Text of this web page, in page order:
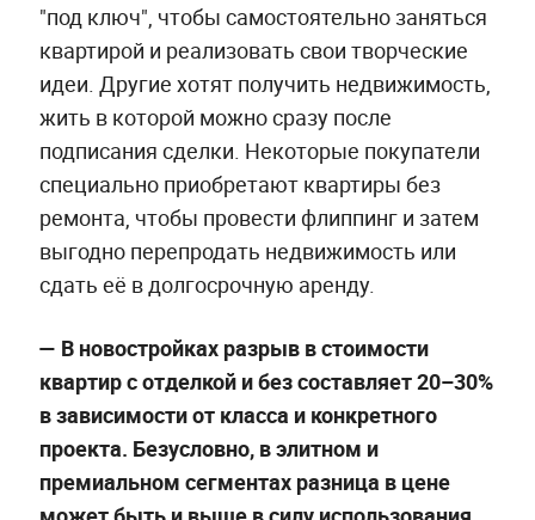
"под ключ", чтобы самостоятельно заняться
квартирой и реализовать свои творческие
идеи. Другие хотят получить недвижимость,
жить в которой можно сразу после
подписания сделки. Некоторые покупатели
специально приобретают квартиры без
ремонта, чтобы провести флиппинг и затем
выгодно перепродать недвижимость или
сдать её в долгосрочную аренду.
— В новостройках разрыв в стоимости
квартир с отделкой и без составляет 20–30%
в зависимости от класса и конкретного
проекта. Безусловно, в элитном и
премиальном сегментах разница в цене